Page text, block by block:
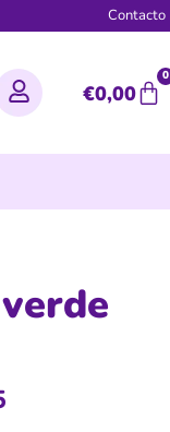
Contacto
€0,00
0